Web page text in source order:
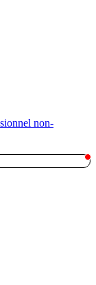
non-